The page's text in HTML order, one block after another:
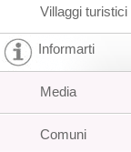
Villaggi turistici
Informarti
Media
Comuni